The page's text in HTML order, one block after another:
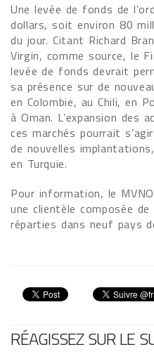
Une levée de fonds de
dollars, soit environ 80
du jour. Citant Richard
Virgin, comme source, le
levée de fonds devrait
sa présence sur de
en Colombie, au Chili, en
à Oman. L’expansion des
ces marchés pourrait
de nouvelles
en Turquie.
Pour information, le
une clientèle composée
réparties dans neuf pays
RÉAGISSEZ SUR LE